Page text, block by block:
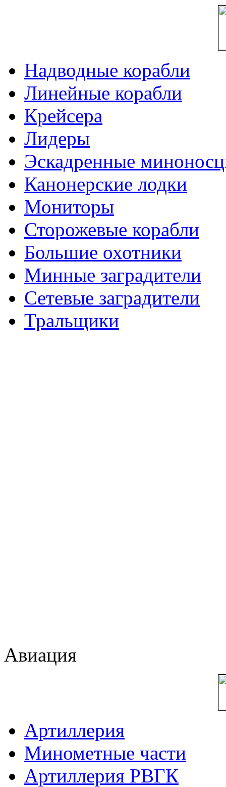
Надводные корабли
Линейные корабли
Крейсера
Лидеры
Эскадренные
Канонерские лодки
Мониторы
Сторожевые корабли
Большие охотники
Минные заградители
Сетевые заградители
Тральщики
Авиация
Артиллерия
Минометные части
Артиллерия РВГК